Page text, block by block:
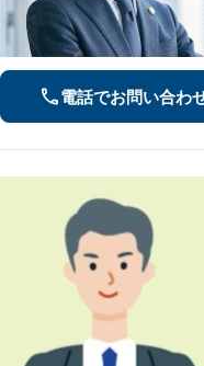
電話でお問い合わ